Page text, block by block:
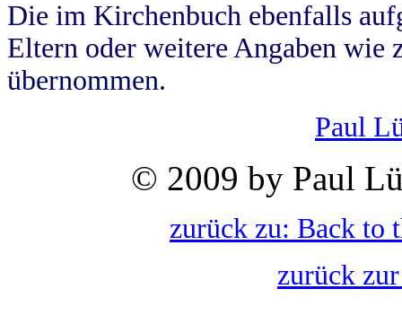
Die im Kirchenbuch ebenfalls
Eltern oder weitere Angaben wie
übernommen.
Paul
© 2009 by Paul
zurück zu: Back to
zurück